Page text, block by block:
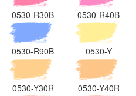
0530-R30B 0530-R40B
0530-R90B 0530-Y
0530-Y30R 0530-Y40R